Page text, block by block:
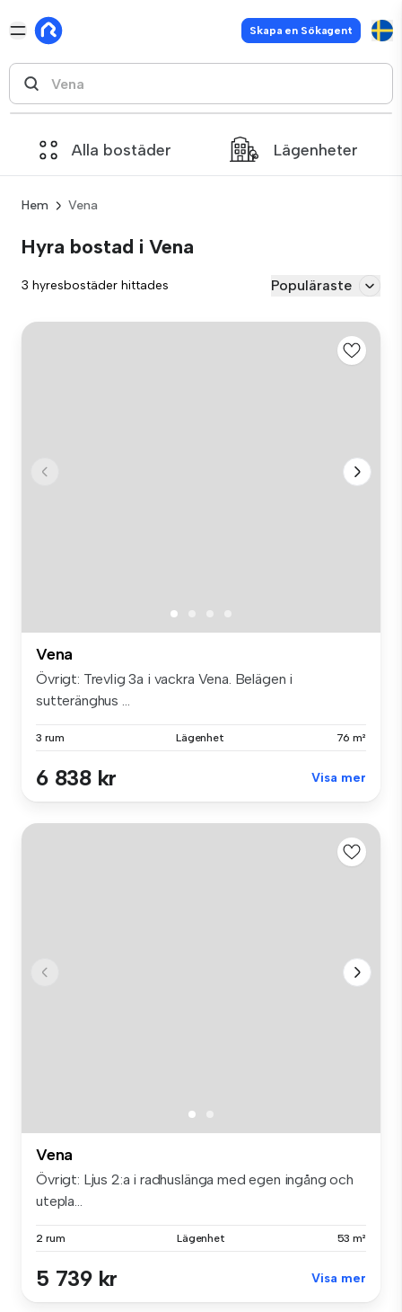
Skapa en Sökagent
Alla bostäder Lägenheter
Hem Vena
Hyra bostad i Vena
3 hyresbostäder hittades Populäraste
Vena
Övrigt: Trevlig 3a i vackra Vena. Belägen i
sutteränghus ...
3 rum Lägenhet 76 m²
6 838 kr Visa mer
Vena
Övrigt: Ljus 2:a i radhuslänga med egen ingång och
utepla...
2 rum Lägenhet 53 m²
5 739 kr Visa mer